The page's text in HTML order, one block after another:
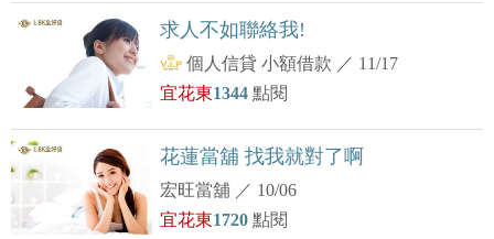
求人不如聯絡我!
個人信貸 小額借款 ／ 11/17
宜花東1344點閱
花蓮當舖 找我就對了啊
宏旺當舖 ／ 10/06
宜花東1720點閱